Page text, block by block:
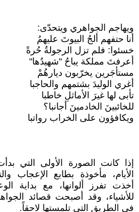
ويهاجم الجواهري ويتحدّى:
أنا حتفهم ألجُ البيوتَ عليهمُ
خسئوا: فلم تزل الرجولةُ حُرةً
أعرفتَ مملكة يباحُ "شهيدُها"
مستأجَرين يخرّبون ديارهُمْ
أغري الوليدَ بشتمهم والحاجبا
تأبى لها غيرَ الأماثلِ خاطبا
للخائبينَ الخادمينَ أجانبا؟
ويكافؤون على الخراب رواتبا
إذا كانت الصورة الأولى التي
الأيام، مأخوذة بطابع الإعجاب
أخذت تفرز ألوانها، مع بداية
للأشياء، وقد أصبحت قصائد
في الطريق التي تلمستها لاحقاً.